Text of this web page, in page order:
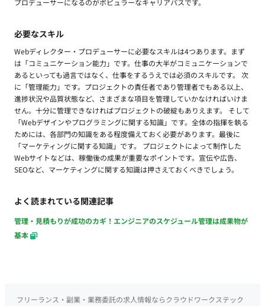
プロデューサーになるのがポピュラーなキャリアパスです。
必要なスキル
Webディレクター・プロデューサーに必要なスキルは4つあります。まず
は「コミュニケーション能力」です。仕事の大半がコミュニケーションで
あるといっても過言ではなく、仕事をするうえでは必須のスキルです。 次
に「管理能力」です。プロジェクトの責任者であり管理者でもある以上、
進捗状況や品質状態など、さまざまな項目を管理していかなければいけま
せん。十分に管理できなければプロジェクトの破綻もありえます。 そして
「Webデザインやプログラミングに関する知識」です。全体の指揮を執る
ためには、各部門の知識をある程度備えておく必要があります。最後に
「マーケティングに関する知識」です。 プロジェクトによって制作した
Webサイトなどは、稼働後の成果が重要なポイントです。宣伝や広告、
SEOなど、マーケティングに関する知識は押さえておくべきでしょう。
よく読まれている関連記事
管理・見積もりが成功のカギ！エンジニアのスケジュール管理は成果物が
基本
フリーランス・副業・業務委託の求人情報ならクラウドワークステック